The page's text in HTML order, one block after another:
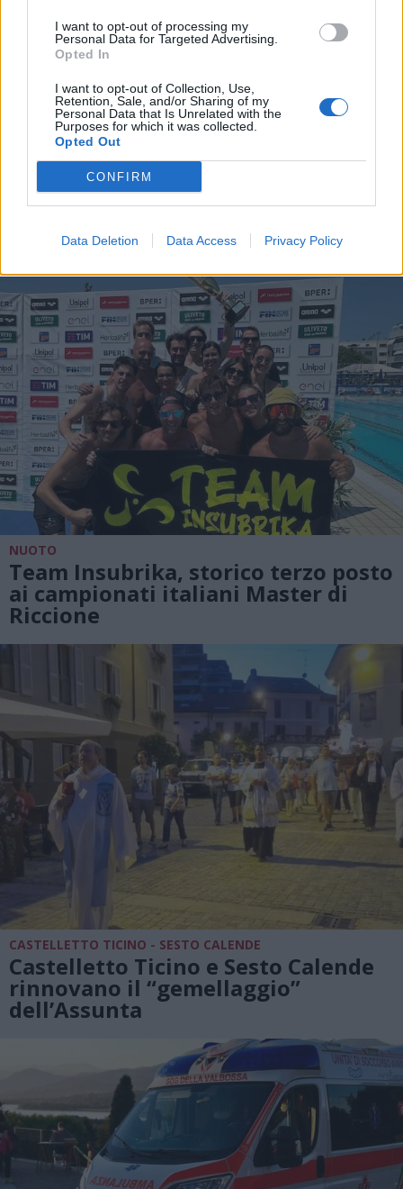
I want to opt-out of processing my
Personal Data for Targeted Advertising.
Opted In
I want to opt-out of Collection, Use,
Retention, Sale, and/or Sharing of my
Personal Data that Is Unrelated with the
Purposes for which it was collected.
Opted Out
CONFIRM
Data Deletion Data Access Privacy Policy
ALTRE NOTIZIE DI SESTO CALENDE
NUOTO
Team Insubrika, storico terzo posto
ai campionati italiani Master di
Riccione
CASTELLETTO TICINO - SESTO CALENDE
Castelletto Ticino e Sesto Calende
rinnovano il “gemellaggio”
dell’Assunta